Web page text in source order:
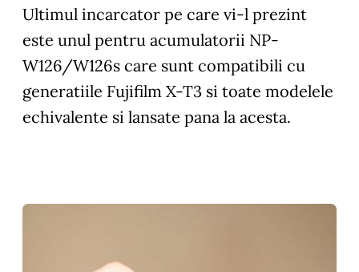
Ultimul incarcator pe care vi-l prezint
este unul pentru acumulatorii NP-
W126/W126s care sunt compatibili cu
generatiile Fujifilm X-T3 si toate modelele
echivalente si lansate pana la acesta.